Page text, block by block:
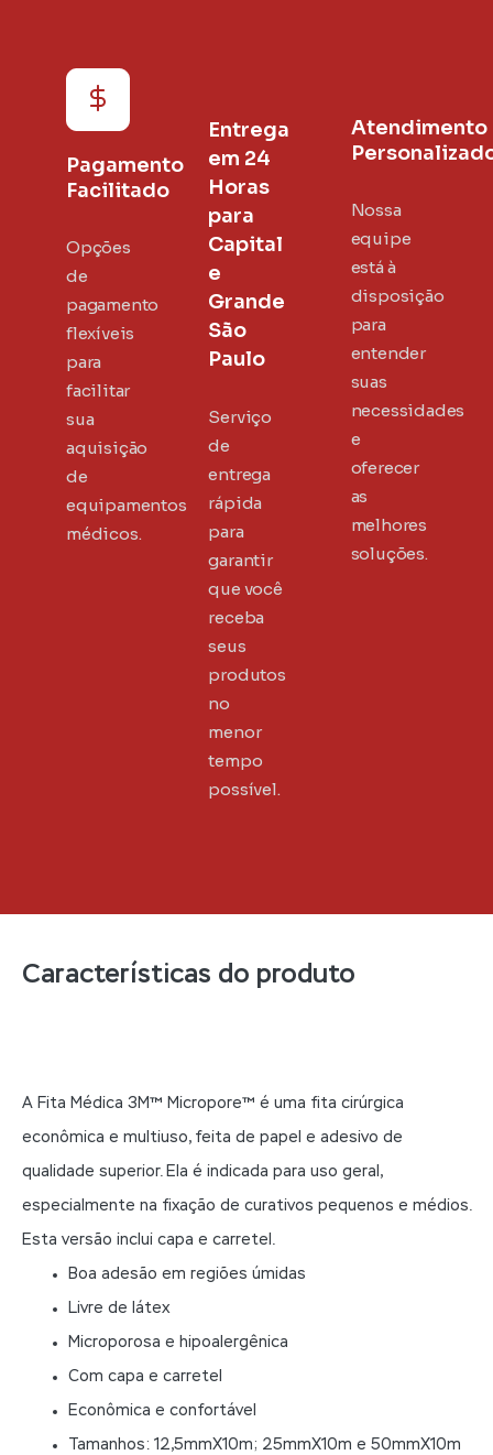
Pagamento
Facilitado
Opções
de
pagamento
flexíveis
para
facilitar
sua
aquisição
de
equipamentos
médicos.
Entrega
em 24
Horas
para
Capital
e
Grande
São
Paulo
Serviço
de
entrega
rápida
para
garantir
que você
receba
seus
produtos
no
menor
tempo
possível.
Atendimento
Nossa
equipe
está à
disposição
para
entender
suas
necessidades
e
oferecer
as
melhores
soluções.
Características do produto
A Fita Médica 3M™ Micropore™ é uma fita cirúrgica
econômica e multiuso, feita de papel e adesivo de
qualidade superior. Ela é indicada para uso geral,
especialmente na fixação de curativos pequenos e médios.
Esta versão inclui capa e carretel.
Boa adesão em regiões úmidas
Livre de látex
Microporosa e hipoalergênica
Com capa e carretel
Econômica e confortável
Tamanhos: 12,5mmX10m; 25mmX10m e 50mmX10m